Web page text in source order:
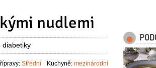
nudlemi
diabetiky
Kuchyně: mezinárodní
Střední